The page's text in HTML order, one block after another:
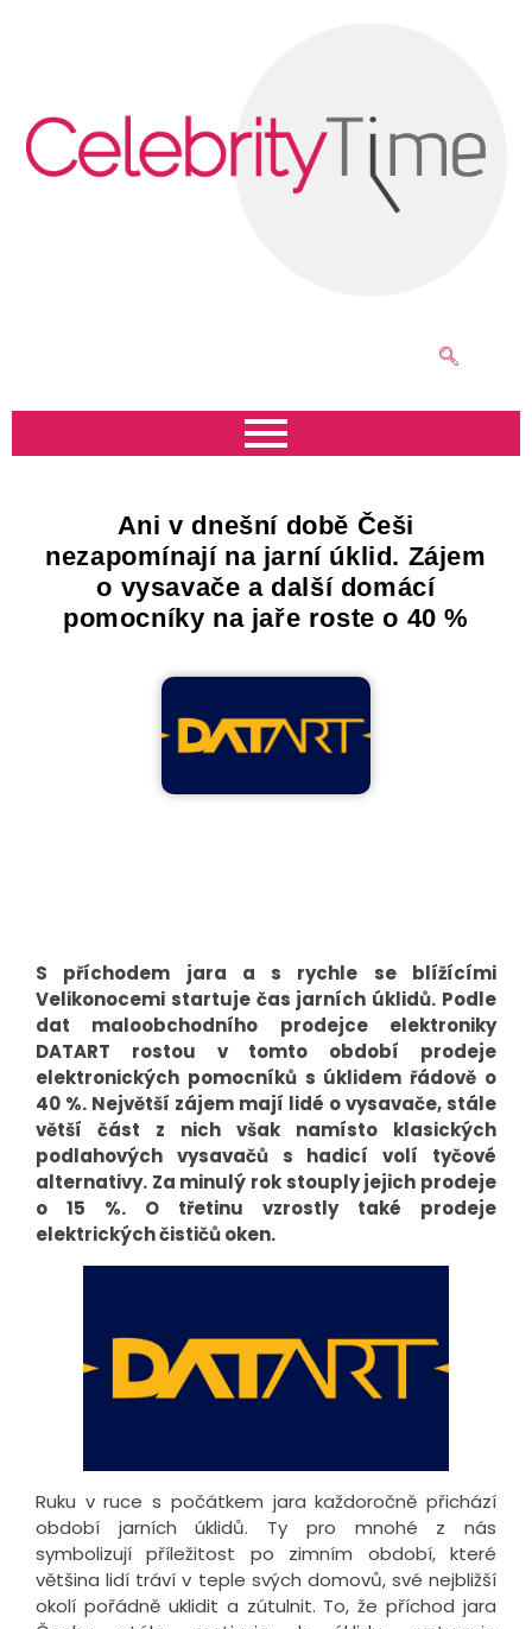
Ani v dnešní době Češi
nezapomínají na jarní úklid. Zájem
o vysavače a další domácí
pomocníky na jaře roste o 40 %
S příchodem jara a s rychle se blížícími
Velikonocemi startuje čas jarních úklidů. Podle
dat maloobchodního prodejce elektroniky
DATART rostou v tomto období prodeje
elektronických pomocníků s úklidem řádově o
40 %. Největší zájem mají lidé o vysavače, stále
větší část z nich však namísto klasických
podlahových vysavačů s hadicí volí tyčové
alternativy. Za minulý rok stouply jejich prodeje
o 15 %. O třetinu vzrostly také prodeje
elektrických čističů oken.
Ruku v ruce s počátkem jara každoročně přichází
období jarních úklidů. Ty pro mnohé z nás
symbolizují příležitost po zimním období, které
většina lidí tráví v teple svých domovů, své nejbližší
okolí pořádně uklidit a zútulnit. To, že příchod jara